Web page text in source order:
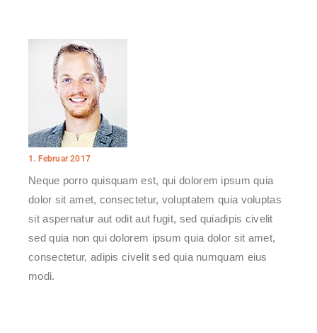
1. Februar 2017
Neque porro quisquam est, qui dolorem ipsum quia
dolor sit amet, consectetur, voluptatem quia voluptas
sit aspernatur aut odit aut fugit, sed quiadipis civelit
sed quia non qui dolorem ipsum quia dolor sit amet,
consectetur, adipis civelit sed quia numquam eius
modi.